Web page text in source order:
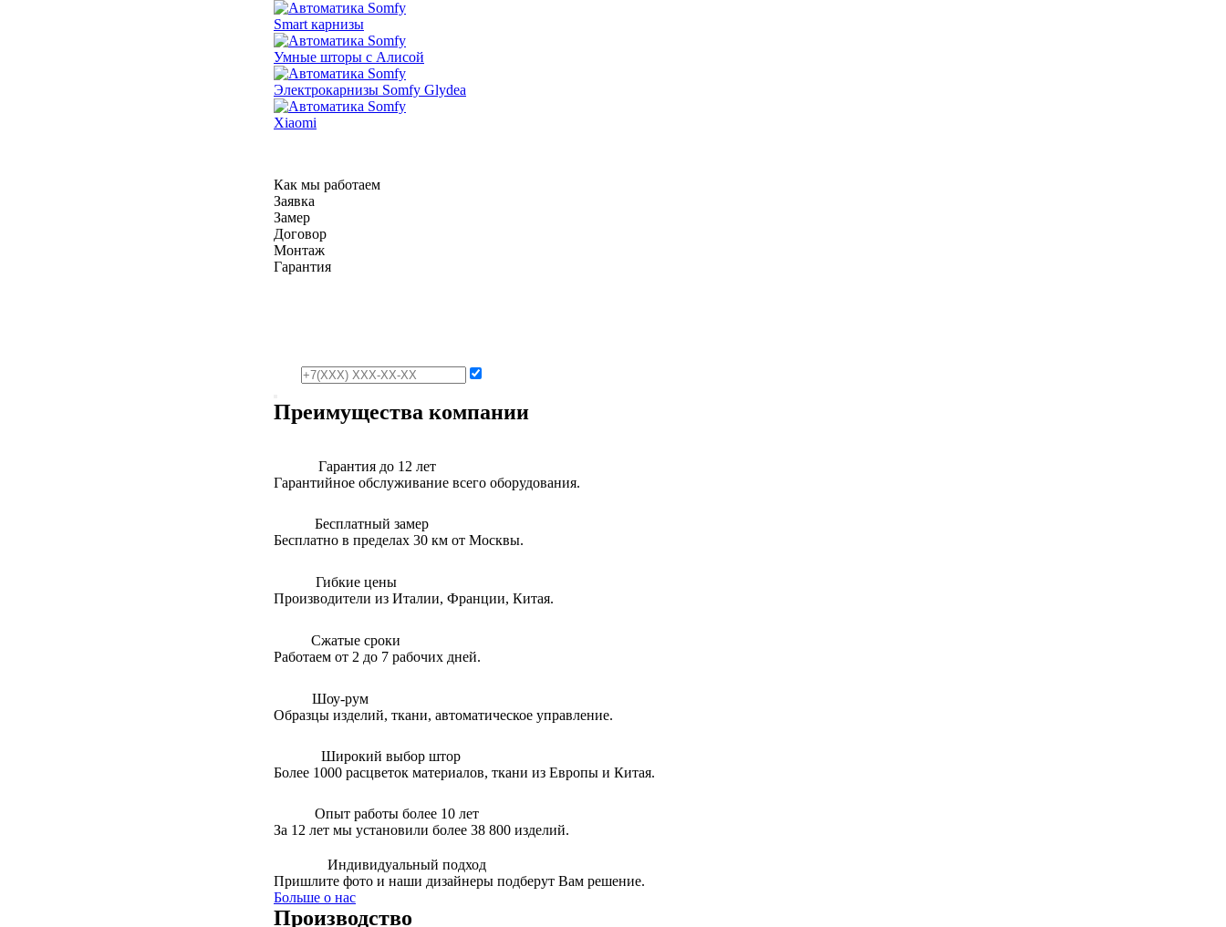
Smart карнизы
Умные шторы с Алисой
Электрокарнизы Somfy Glydea
Xiaomi
Как мы работаем
Заявка
Замер
Договор
Монтаж
Гарантия
Преимущества компании
Гарантия до 12 лет
Гарантийное обслуживание всего оборудования.
Бесплатный замер
Бесплатно в пределах 30 км от Москвы.
Гибкие цены
Производители из Италии, Франции, Китая.
Сжатые сроки
Работаем от 2 до 7 рабочих дней.
Шоу-рум
Образцы изделий, ткани, автоматическое управление.
Широкий выбор штор
Более 1000 расцветок материалов, ткани из Европы и Китая.
Опыт работы более 10 лет
За 12 лет мы установили более 38 800 изделий.
Индивидуальный подход
Пришлите фото и наши дизайнеры подберут Вам решение.
Больше о нас
Производство